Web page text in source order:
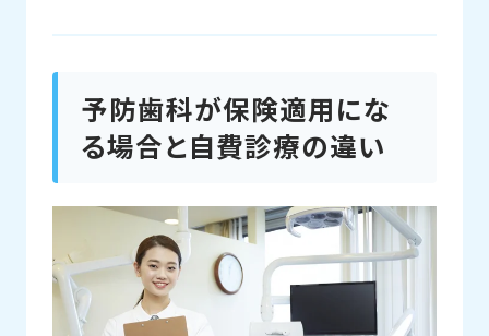
予防歯科が保険適用にな
る場合と自費診療の違い